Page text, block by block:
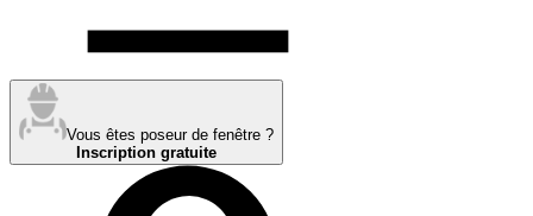
Vous êtes poseur de fenêtre ?
Inscription gratuite